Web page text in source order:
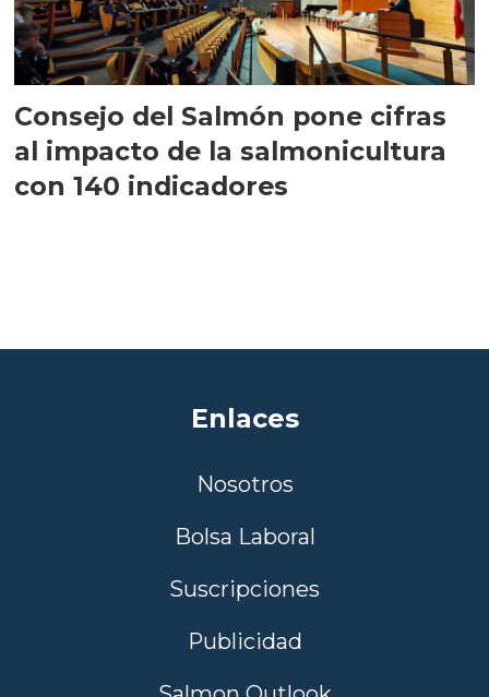
Consejo del Salmón pone cifras
al impacto de la salmonicultura
con 140 indicadores
Enlaces
Nosotros
Bolsa Laboral
Suscripciones
Publicidad